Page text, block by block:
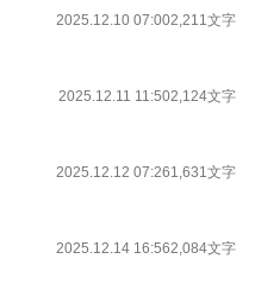
2025.12.10 07:002,211文字
2025.12.11 11:502,124文字
2025.12.12 07:261,631文字
2025.12.14 16:562,084文字